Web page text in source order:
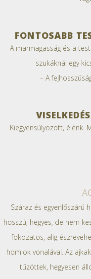
FONTOSABB
– A marmagasság és a
szukáknál egy
– A
Kiegyensúlyozott, élénk.
Száraz és egyenlőszárú
hosszú, hegyes, de nem
fokozatos, alig
homlok vonalával. Az
tűzöttek, hegyesen